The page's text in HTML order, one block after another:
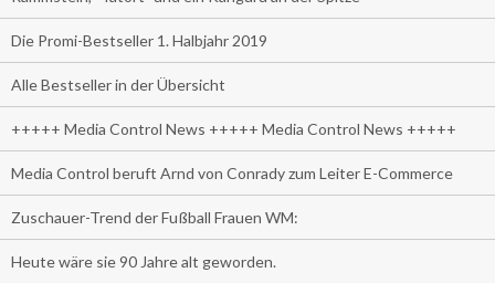
Die Promi-Bestseller 1. Halbjahr 2019
Alle Bestseller in der Übersicht
+++++ Media Control News +++++ Media Control News +++++
Media Control beruft Arnd von Conrady zum Leiter E-Commerce
Zuschauer-Trend der Fußball Frauen WM:
Heute wäre sie 90 Jahre alt geworden.